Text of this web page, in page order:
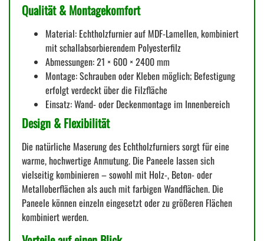
Qualität & Montagekomfort
Material: Echtholzfurnier auf MDF-Lamellen, kombiniert
mit schallabsorbierendem Polyesterfilz
Abmessungen: 21 × 600 × 2400 mm
Montage: Schrauben oder Kleben möglich; Befestigung
erfolgt verdeckt über die Filzfläche
Einsatz: Wand- oder Deckenmontage im Innenbereich
Design & Flexibilität
Die natürliche Maserung des Echtholzfurniers sorgt für eine
warme, hochwertige Anmutung. Die Paneele lassen sich
vielseitig kombinieren – sowohl mit Holz-, Beton- oder
Metalloberflächen als auch mit farbigen Wandflächen. Die
Paneele können einzeln eingesetzt oder zu größeren Flächen
kombiniert werden.